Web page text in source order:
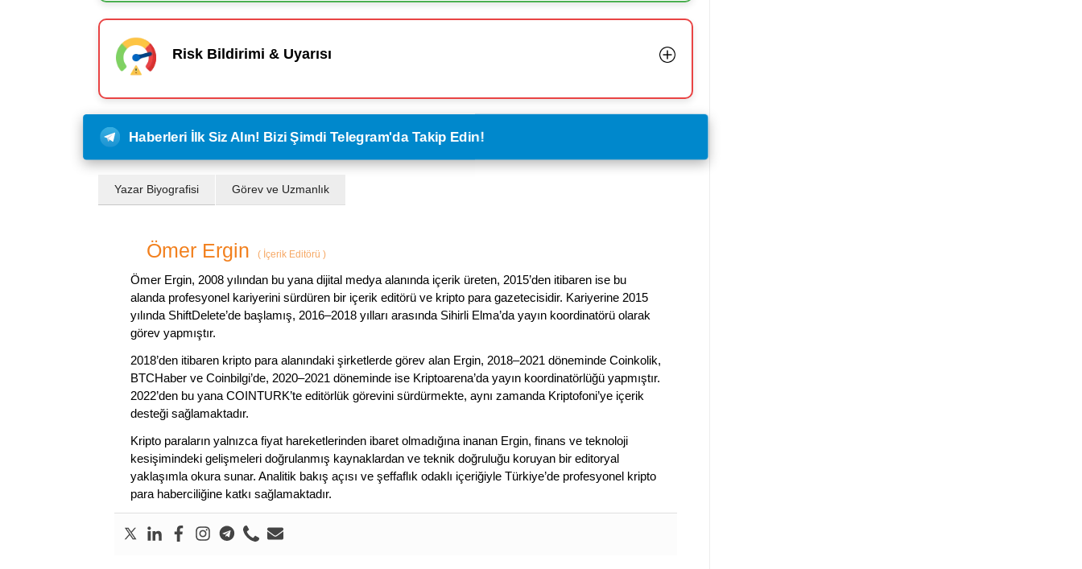
Risk Bildirimi & Uyarısı
Haberleri İlk Siz Alın! Bizi Şimdi Telegram'da Takip Edin!
Yazar Biyografisi Görev ve Uzmanlık
Ömer Ergin ( İçerik Editörü )
Ömer Ergin, 2008 yılından bu yana dijital medya alanında içerik üreten, 2015’den itibaren ise bu
alanda profesyonel kariyerini sürdüren bir içerik editörü ve kripto para gazetecisidir. Kariyerine 2015
yılında ShiftDelete’de başlamış, 2016–2018 yılları arasında Sihirli Elma’da yayın koordinatörü olarak
görev yapmıştır.
2018’den itibaren kripto para alanındaki şirketlerde görev alan Ergin, 2018–2021 döneminde Coinkolik,
BTCHaber ve Coinbilgi’de, 2020–2021 döneminde ise Kriptoarena’da yayın koordinatörlüğü yapmıştır.
2022’den bu yana COINTURK’te editörlük görevini sürdürmekte, aynı zamanda Kriptofoni’ye içerik
desteği sağlamaktadır.
Kripto paraların yalnızca fiyat hareketlerinden ibaret olmadığına inanan Ergin, finans ve teknoloji
kesişimindeki gelişmeleri doğrulanmış kaynaklardan ve teknik doğruluğu koruyan bir editoryal
yaklaşımla okura sunar. Analitik bakış açısı ve şeffaflık odaklı içeriğiyle Türkiye’de profesyonel kripto
para haberciliğine katkı sağlamaktadır.